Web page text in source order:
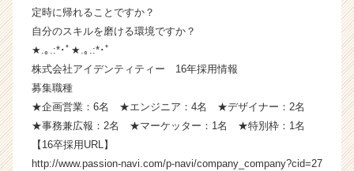
キ
ャ
ア
h
e
定時に帰れることですか？
自分のスキルを磨ける環境ですか？
★.｡.:*･ﾟ★.｡.:*･ﾟ
株式会社アイデンティティー 16年採用情報
募集職種
★企画営業：6名 ★エンジニア：4名 ★デザイナー：2名
★事務兼広報：2名 ★マーケッター：1名 ★特別枠：1名
【16卒採用URL】
http://www.passion-navi.com/p-navi/company_company?cid=27